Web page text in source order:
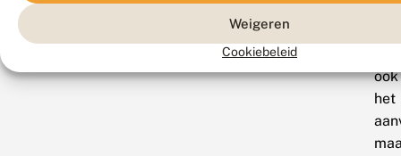
Weigeren
Cookiebeleid
ook
het